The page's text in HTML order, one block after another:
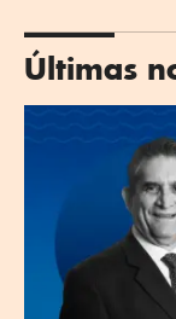
Últimas